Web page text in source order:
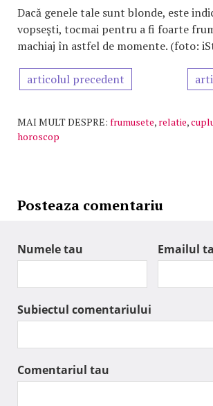
Dacă genele tale sunt blonde, este
vopseşti, tocmai pentru a fi foarte
machiaj în astfel de momente. (foto:
articolul precedent
MAI MULT DESPRE: frumusete, relatie,
horoscop
Posteaza comentariu
Numele tau Emailul
Subiectul comentariului
Comentariul tau